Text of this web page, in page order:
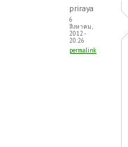
priraya
6
สิงหาคม,
2012 -
20:26
permalink